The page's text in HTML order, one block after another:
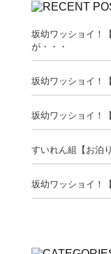
坂幼ワッショイ！
が・・・
坂幼ワッショイ！
坂幼ワッショイ！
すいれん組【お泊
坂幼ワッショイ！